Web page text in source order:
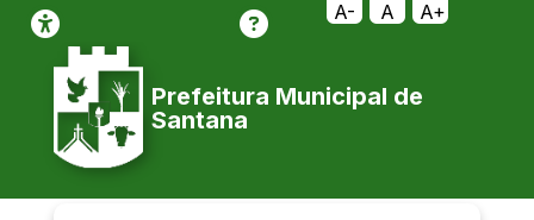
A- A A+
Prefeitura Municipal de
Santana